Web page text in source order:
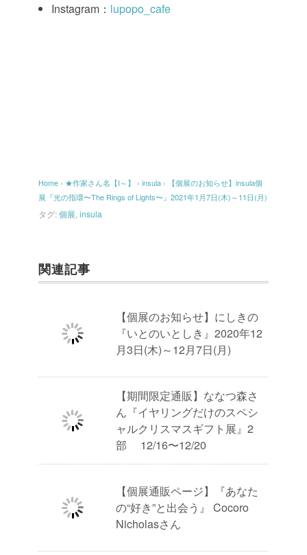
Instagram： lupopo_cafe
Home › ★作家さん名【I～】 › insula ›
【個展のお知らせ】insula個
展『光の指環〜The Rings of Lights〜』2021年1月7日(木)～11日(月)
タグ:個展 insula
関連記事
【個展のお知らせ】にしきの
『いとのいとしき』2020年12
月3日(木)～12月7日(月)
【期間限定通販】ななつ森さ
ん『イヤリングだけのスペシ
ャルクリスマスギフト展』2
部 12/16〜12/20
【個展通販ページ】『あなた
の“好き”と出会う』 Cocoro
Nicholasさん